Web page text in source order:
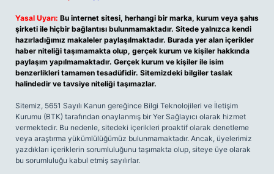
Yasal Uyarı: Bu internet sitesi, herhangi bir marka, kurum veya şahıs
şirketi ile hiçbir bağlantısı bulunmamaktadır. Sitede yalnızca kendi
hazırladığımız makaleler paylaşılmaktadır. Burada yer alan içerikler
haber niteliği taşımamakta olup, gerçek kurum ve kişiler hakkında
paylaşım yapılmamaktadır. Gerçek kurum ve kişiler ile isim
benzerlikleri tamamen tesadüfidir. Sitemizdeki bilgiler taslak
halindedir ve tavsiye niteliği taşımazlar.
Sitemiz, 5651 Sayılı Kanun gereğince Bilgi Teknolojileri ve İletişim
Kurumu (BTK) tarafından onaylanmış bir Yer Sağlayıcı olarak hizmet
vermektedir. Bu nedenle, sitedeki içerikleri proaktif olarak denetleme
veya araştırma yükümlülüğümüz bulunmamaktadır. Ancak, üyelerimiz
yazdıkları içeriklerin sorumluluğunu taşımakta olup, siteye üye olarak
bu sorumluluğu kabul etmiş sayılırlar.